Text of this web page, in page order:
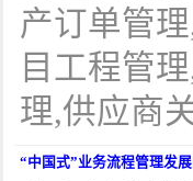
产订单管
目工程管
理,供应商
“中国式”业务流程管理发